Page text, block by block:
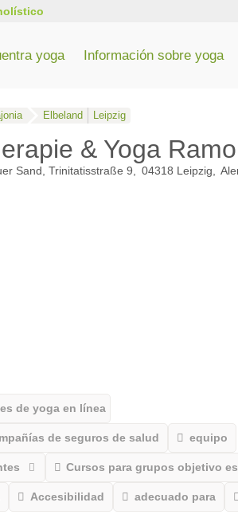
yoga Información sobre yoga
Elbeland Leipzig
& Yoga
Sand, Trinitatisstraße 9 04318 Leipzig
de yoga en línea
de seguros de salud equipo
Cursos para grupos objetivo
Accesibilidad adecuado para